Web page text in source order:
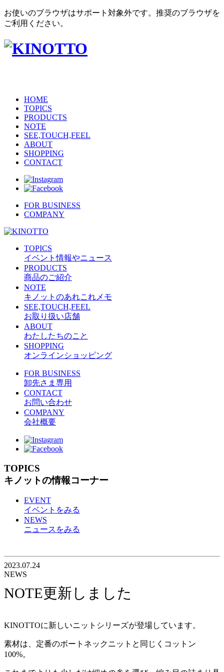
お使いのブラウザはサポート対象外です。推奨のブラウザを
ご利用ください。
HOME
TOPICS
PRODUCTS
NOTE
SEE,TOUCH,FEEL
ABOUT
SHOPPING
CONTACT
FOR BUSINESS
COMPANY
TOPICS
イベント情報やニュース
PRODUCTS
商品のご紹介
NOTE
キノットのあれこれメモ
SEE,TOUCH,FEEL
お取り扱い店舗
ABOUT
わたしたちのこと
SHOPPING
オンラインショッピング
FOR BUSINESS
卸先さま専用
CONTACT
お問い合わせ
COMPANY
会社概要
TOPICS
キノットの情報コーナー
EVENT
イベントをみる
NEWS
ニュースをみる
2023.07.24
NEWS
NOTE更新しました
KINOTTOに新しいニットシリーズが登場しています。
素材は、定番のボートネックニットと同じくコットン
100%。